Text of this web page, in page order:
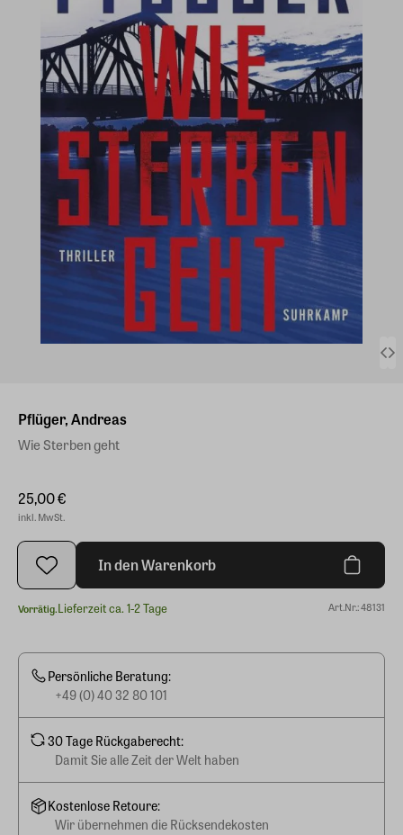
Pflüger, Andreas
Wie Sterben geht
25,00 €
inkl. MwSt.
In den Warenkorb
Vorrätig.Lieferzeit ca. 1-2 Tage Art.Nr.: 48131
Persönliche Beratung:
+49 (0) 40 32 80 101
30 Tage Rückgaberecht:
Damit Sie alle Zeit der Welt haben
Kostenlose Retoure:
Wir übernehmen die Rücksendekosten